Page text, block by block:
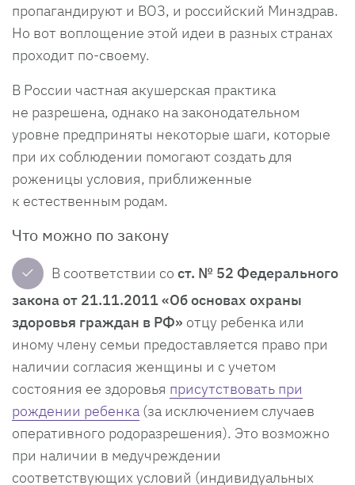
пропагандируют и ВОЗ, и российский Минздрав.
Но вот воплощение этой идеи в разных странах
проходит по-своему.
В России частная акушерская практика
не разрешена, однако на законодательном
уровне предприняты некоторые шаги, которые
при их соблюдении помогают создать для
роженицы условия, приближенные
к естественным родам.
Что можно по закону
✓
В соответствии со ст. № 52 Федерального
закона от 21.11.2011 «Об основах охраны
здоровья граждан в РФ» отцу ребенка или
иному члену семьи предоставляется право при
наличии согласия женщины и с учетом
состояния ее здоровья присутствовать при
рождении ребенка (за исключением случаев
оперативного родоразрешения). Это возможно
при наличии в медучреждении
соответствующих условий (индивидуальных